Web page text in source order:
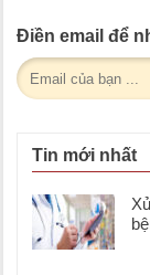
Điền email để
Tin mới nhất